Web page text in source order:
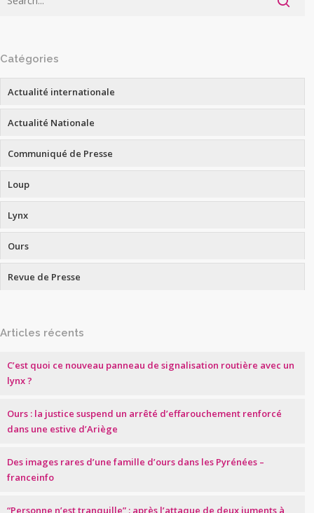
Catégories
Actualité internationale
Actualité Nationale
Communiqué de Presse
Loup
Lynx
Ours
Revue de Presse
Articles récents
C’est quoi ce nouveau panneau de signalisation routière avec un
lynx ?
Ours : la justice suspend un arrêté d’effarouchement renforcé
dans une estive d’Ariège
Des images rares d’une famille d’ours dans les Pyrénées –
franceinfo
“Personne n’est tranquille” : après l’attaque de deux juments à